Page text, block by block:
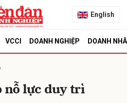
English
VCCI DOANH NGHIỆP DOANH
nỗ lực duy trì